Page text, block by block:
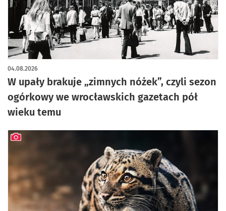
W upały brakuje „zimnych nóżek”, czyli sezon
ogórkowy we wrocławskich gazetach pół
wieku temu
04.08.2026
artykuł z galerią zdjęć